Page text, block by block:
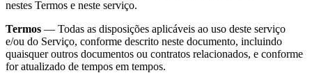
nestes Termos e neste serviço.
Termos — Todas as disposições aplicáveis ao uso deste serviço
e/ou do Serviço, conforme descrito neste documento, incluindo
quaisquer outros documentos ou contratos relacionados, e conforme
for atualizado de tempos em tempos.